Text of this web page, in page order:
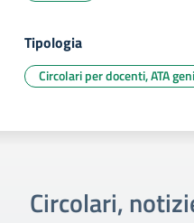
Tipologia
Circolari per docenti, ATA
Circolari,